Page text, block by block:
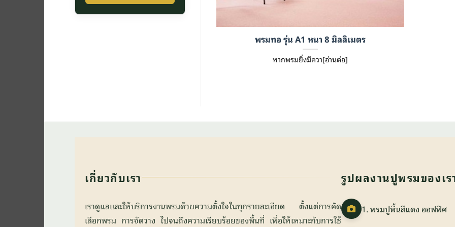
พรมทอ รุ่น A1 หนา 8 มิลลิเมตร
หากพรมยิ่งมีควา[อ่านต่อ]
เกี่ยวกับเรา
เราดูแลและให้บริการงานพรมด้วยความตั้งใจในทุกรายละเอียด ตั้งแต่การคัด
เลือกพรม การจัดวาง ไปจนถึงความเรียบร้อยของพื้นที่ เพื่อให้เหมาะกับการใช้
รูปผลงานปูพรมของเร
1. พรมปูพื้นสีแดง ออฟฟิศ